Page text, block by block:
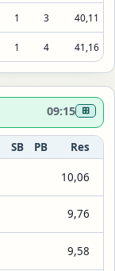
1 3 40,11
1 4 41,16
09:15 ⊞
SB PB Res
10,06
9,76
9,58